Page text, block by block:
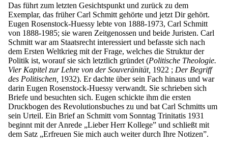
Das führt zum letzten Gesichtspunkt und zurück zu dem
Exemplar, das früher Carl Schmitt gehörte und jetzt Dir gehört.
Eugen Rosenstock-Huessy lebte von 1888-1973, Carl Schmitt
von 1888-1985; sie waren Zeitgenossen und beide Juristen. Carl
Schmitt war am Staatsrecht interessiert und befasste sich nach
dem Ersten Weltkrieg mit der Frage, welches die Struktur der
Politik ist, worauf sie sich letztlich gründet (Politische Theologie.
Vier Kapitel zur Lehre von der Souveränität, 1922 ; Der Begriff
des Politischen, 1932). Er dachte über sein Fach hinaus und war
darin Eugen Rosenstock-Huessy verwandt. Sie schrieben sich
Briefe und besuchten sich. Eugen schickte ihm die ersten
Druckbogen des Revolutionsbuches zu und bat Carl Schmitts um
sein Urteil. Ein Brief an Schmitt vom Sonntag Trinitatis 1931
beginnt mit der Anrede „Lieber Herr Kollege” und schließt mit
dem Satz „Erfreuen Sie mich auch weiter durch Ihre Notizen”.